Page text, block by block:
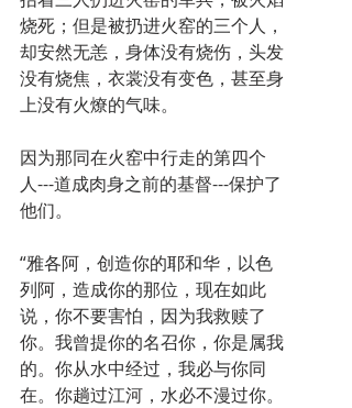
烧死；但是被扔进火窑的三个人，
却安然无恙，身体没有烧伤，头发
没有烧焦，衣裳没有变色，甚至身
上没有火燎的气味。
因为那同在火窑中行走的第四个
人---道成肉身之前的基督---保护了
他们。
“雅各阿，创造你的耶和华，以色
列阿，造成你的那位，现在如此
说，你不要害怕，因为我救赎了
你。我曾提你的名召你，你是属我
的。你从水中经过，我必与你同
在。你趟过江河，水必不漫过你。